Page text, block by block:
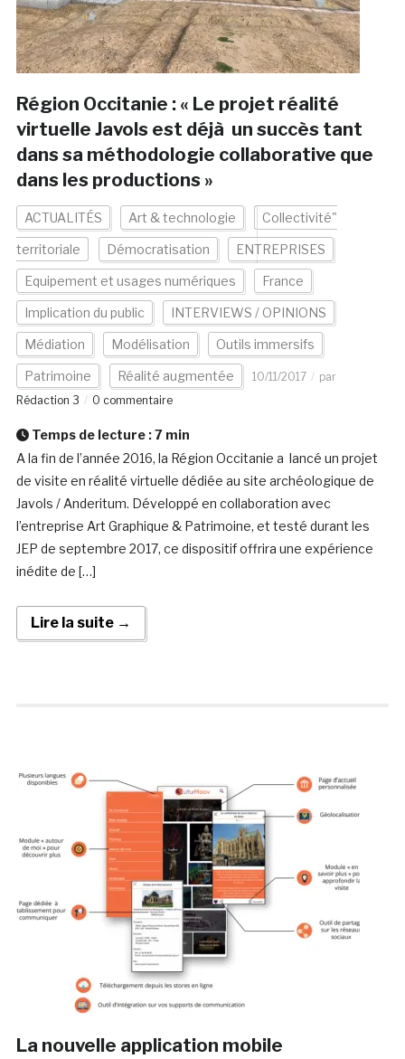
Région Occitanie : « Le projet réalité
virtuelle Javols est déjà un succès tant
dans sa méthodologie collaborative que
dans les productions »
ACTUALITÉS Art & technologie Collectivité"
territoriale Démocratisation ENTREPRISES
Equipement et usages numériques France
Implication du public INTERVIEWS / OPINIONS
Médiation Modélisation Outils immersifs
Patrimoine Réalité augmentée 10/11/2017
par
Rédaction 3
0 commentaire
Temps de lecture :7 min
A la fin de l’année 2016, la Région Occitanie a lancé un projet
de visite en réalité virtuelle dédiée au site archéologique de
Javols / Anderitum. Développé en collaboration avec
l’entreprise Art Graphique & Patrimoine, et testé durant les
JEP de septembre 2017, ce dispositif offrira une expérience
inédite de […]
Lire la suite →
La nouvelle application mobile